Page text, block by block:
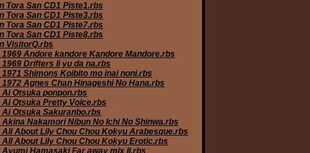
Tora San CD1 Piste1.rbs
Tora San CD1 Piste3.rbs
Tora San CD1 Piste7.rbs
Tora San CD1 Piste8.rbs
VisitorQ.rbs
1969 Andore kandore Kandore Mandore.rbs
1969 Drifters Ii yu da na.rbs
1971 Shimons Koibito mo inai noni.rbs
1972 Agnes Chan Hinageshi No Hana.rbs
Ai Otsuka ponpon.rbs
Ai Otsuka Pretty Voice.rbs
Ai Otsuka Sakuranbo.rbs
Akina Nakamori Nibun No Ichi No Shinwa.rbs
All About Lily Chou Chou Kokyu Arabesque.rbs
All About Lily Chou Chou Kokyu Erotic.rbs
Ayumi Hamasaki Far away mix II.rbs